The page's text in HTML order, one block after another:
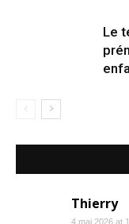
Le
Thierry
4 mai 2026 at